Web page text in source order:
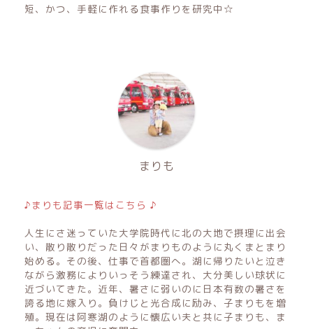
短、かつ、手軽に作れる食事作りを研究中☆
まりも
♪まりも記事一覧はこちら ♪
人生にさ迷っていた大学院時代に北の大地で摂理に出会
い、散り散りだった日々がまりものように丸くまとまり
始める。その後、仕事で首都圏へ。湖に帰りたいと泣き
ながら激務によりいっそう練達され、大分美しい球状に
近づいてきた。近年、暑さに弱いのに日本有数の暑さを
誇る地に嫁入り。負けじと光合成に励み、子まりもを増
殖。現在は阿寒湖のように懐広い夫と共に子まりも、ま